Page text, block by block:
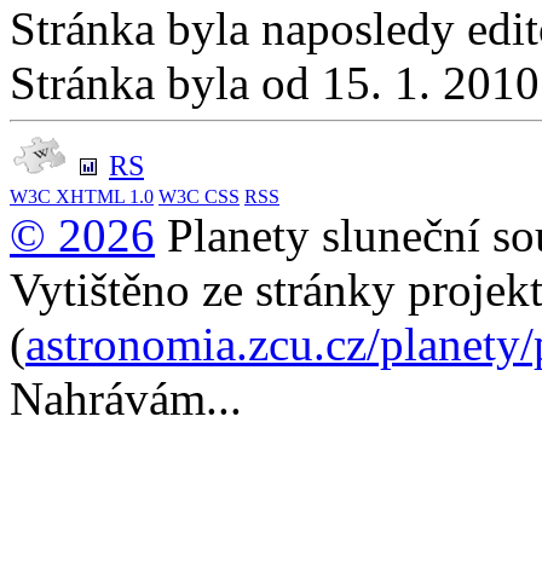
Stránka byla naposledy
Stránka byla od 15. 1.
RS
W3C XHTML 1.0 W3C CSS RSS
© 2026 Planety sluneční
Vytištěno ze stránky
(astronomia.zcu.cz/
Nahrávám...